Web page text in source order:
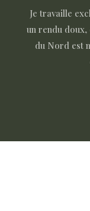
Je travaille
un rendu
du Nord est